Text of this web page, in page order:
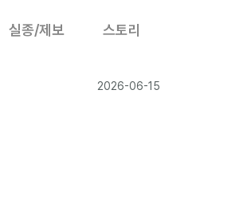
실종/제보 스토리
2026-06-15